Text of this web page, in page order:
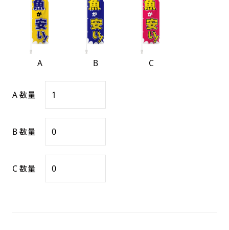
A B C
A 数量
B 数量
C 数量
入稿（AI／PSD）
購入時の案内に沿って入稿してください。［
対応ファイル：AI／PSDファイル ］
入稿（AI／PSD）（要画像確認）［ +298円
弊社よりJPG画像をお送りします。ご確認のお
デザイン依頼［ +3,998円 ］
文字のみの名入れが可能です。
名入れ（要画像確認）［+1,298円］
場合はこちらがお勧めです。
飾る場所に対して、標準サイズでは大きすぎると
感じる場合や、立てる本数を増やしたい場合はこ
ちらです。
す。
場合はこちらがお勧めです。
飾る場所に対して、標準サイズでは大きすぎると
感じる場合や、立てる本数を増やしたい場合はこ
ちらです。
す。
上下左右
（四辺にチチ） チチ無し ハトメ四隅
上左チチと
ハトメ右下
ハトメ左下
右棒袋縫い
ハトメ四隅
（+1営業日）
ハトメ上2つ
（+1営業日）
ハトメ上3つ
（+1営業日）
ハトメ上4つ
（+1営業日）
（上のみ）
2本（3分割）の場合だと
文字の上からカットされます
文字の間にスリットが入ります